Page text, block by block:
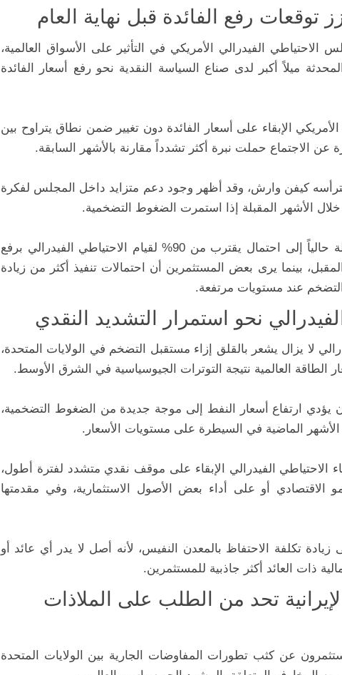
توقعات رفع الفائدة قبل نهاية العام
الاحتياطي الفيدرالي الأمريكي في التأثير على الأسواق العالمية،
ميلاً أكبر لدى صناع السياسة النقدية نحو رفع أسعار الفائدة
الإبقاء على أسعار الفائدة دون تغيير ضمن نطاق يتراوح بين
يترأسه كيفن وارش، وقد أظهر وجود دعم متزايد داخل المجلس لفكرة
خلال الأشهر المقبلة إذا استمرت الضغوط التضخمية.
وتشير تسعيرات أسواق العقود الآجلة حالياً إلى احتمال يقترب من 90% لقيام الاحتياطي الفيدرالي برفع
بينما يرى بعض المستثمرين أن احتمالات تنفيذ أكثر من زيادة
عند مستويات مرتفعة.
نحو استمرار التشديد النقدي
لا يزال يشعر بالقلق إزاء مستقبل التضخم في الولايات المتحدة،
العالمية نتيجة التوترات الجيوسياسية في الشرق الأوسط.
يؤدي ارتفاع أسعار النفط إلى موجة جديدة من الضغوط التضخمية،
الماضية في السيطرة على مستويات الأسعار.
الاحتياطي الفيدرالي الإبقاء على موقف نقدي متشدد لفترة أطول،
أو على أداء بعض الأصول الاستثمارية، وفي مقدمتها
زيادة تكلفة الاحتفاظ بالمعدن النفيس، لأنه أصل لا يدر أي عائد أو
ذات العائد أكثر جاذبية للمستثمرين.
تحد من الطلب على الملاذات
عن كثب تطورات المفاوضات الجارية بين الولايات المتحدة